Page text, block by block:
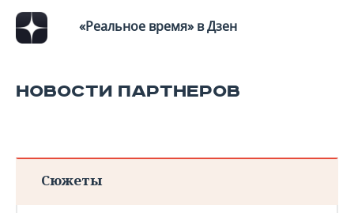
«Реальное время» в Дзен
НОВОСТИ ПАРТНЕРОВ
Сюжеты